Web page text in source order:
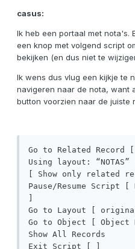
casus:
Ik heb een portaal met nota's.
een knop met volgend script
bekijken (en dus niet te
Ik wens dus vlug een kijkje te
navigeren naar de nota, want
button voorzien naar de juiste
Go to Related Record [
Using layout: “NOTAS”
[ Show only related
Pause/Resume Script
Go to Layout [
Go to Object [ Object
Show All Records
Exit Script [ ]